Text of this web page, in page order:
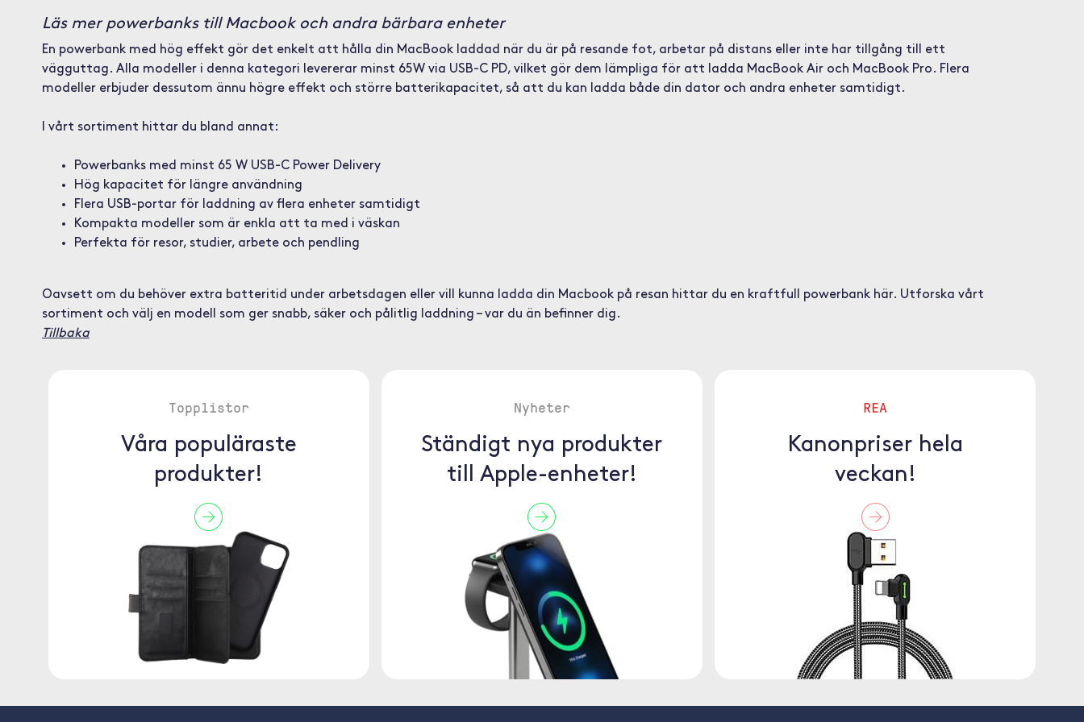
Läs mer powerbanks till Macbook och andra bärbara enheter
En powerbank med hög effekt gör det enkelt att hålla din MacBook laddad när du är på resande fot, arbetar på distans eller inte har tillgång till ett
vägguttag. Alla modeller i denna kategori levererar minst 65W via USB-C PD, vilket gör dem lämpliga för att ladda MacBook Air och MacBook Pro. Flera
modeller erbjuder dessutom ännu högre effekt och större batterikapacitet, så att du kan ladda både din dator och andra enheter samtidigt.
I vårt sortiment hittar du bland annat:
Powerbanks med minst 65 W USB-C Power Delivery
Hög kapacitet för längre användning
Flera USB-portar för laddning av flera enheter samtidigt
Kompakta modeller som är enkla att ta med i väskan
Perfekta för resor, studier, arbete och pendling
Oavsett om du behöver extra batteritid under arbetsdagen eller vill kunna ladda din Macbook på resan hittar du en kraftfull powerbank här. Utforska vårt
sortiment och välj en modell som ger snabb, säker och pålitlig laddning – var du än befinner dig.
Tillbaka
Topplistor
Våra populäraste
produkter!
Nyheter
Ständigt nya produkter
till Apple-enheter!
REA
Kanonpriser hela
veckan!